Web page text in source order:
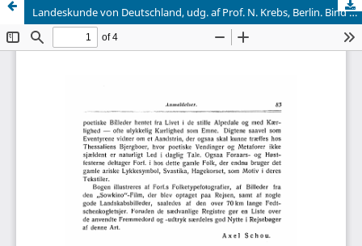
Landeskunde von Deutschland, udg. af Prof. N. Krebs, Berlin. Bind 2. Der Nordosten, af Bernhard Brandt. (15x23 cm, 148 S. 32 Kortskitser, 32 Billeder). Bind 3. Der Südwesten, af Norbert Krebs. (15x23 cm, 219 S. 35 Kortskitser, 32 Billeder). B. G. Teubner, Berlin- Leipzig 1931.